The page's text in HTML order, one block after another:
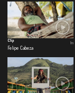
Clip
Felipe Cabeza
1m